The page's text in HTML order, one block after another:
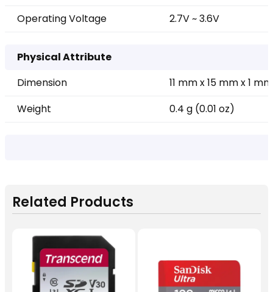
Operating Voltage
2.7V ~ 3.6V
Physical Attribute
Dimension
11 mm x 15 mm x 1
Weight
0.4 g (0.01 oz)
Related Products